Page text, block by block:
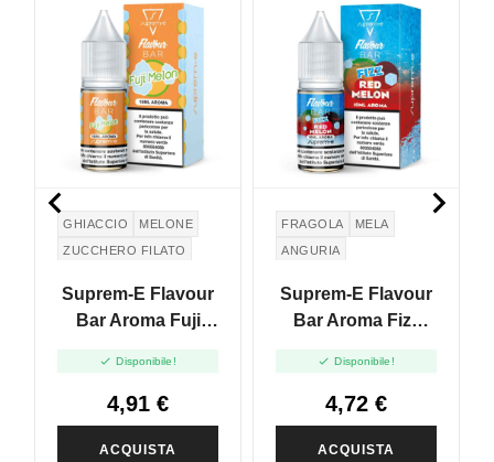
GHIACCIO
MELONE
ZUCCHERO FILATO
Suprem-E Flavour
Bar Aroma Fuji
 Disponibile!
4,91 €
ACQUISTA
FRAGOLA
MELA
ANGURIA
Suprem-E Flavour
Bar Aroma Fizz
 Disponibile!
4,72 €
ACQUISTA
 